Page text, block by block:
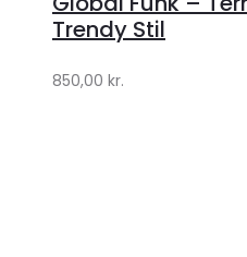
Lykke
Lykke
Trendy Stil
850,00 kr.